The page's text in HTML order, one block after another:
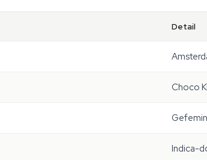
Detail
Choco
Indica-